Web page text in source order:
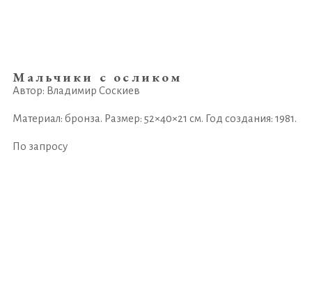
Мальчики с осликом
Автор: Владимир Соскиев
Материал: бронза. Размер: 52×40×21 см. Год создания: 1981.
По запросу